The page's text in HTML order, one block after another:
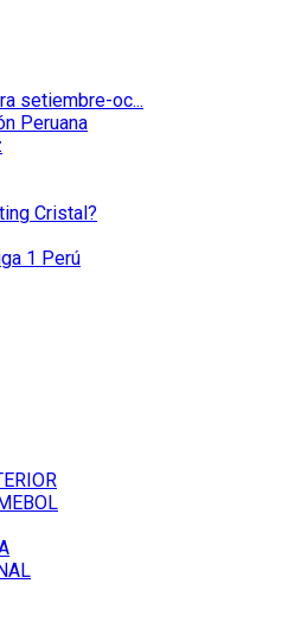
setiembre-oc...
Peruana
Cristal?
1 Perú